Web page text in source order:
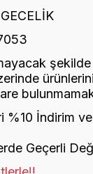
%10 İndirim
Geçerli